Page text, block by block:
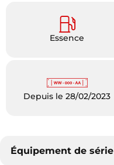
Essence
Depuis le 28/02/2023
Équipement de série